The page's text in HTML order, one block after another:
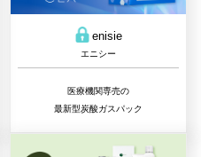
enisie
エニシー
医療機関専売の
最新型炭酸ガスパック